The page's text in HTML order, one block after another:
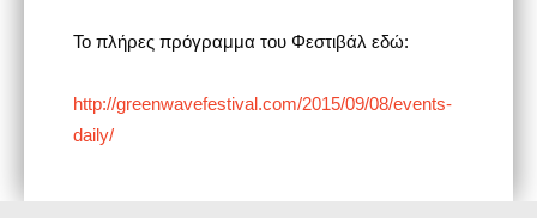
Το πλήρες πρόγραμμα του Φεστιβάλ εδώ:
http://greenwavefestival.com/2015/09/08/events-
daily/